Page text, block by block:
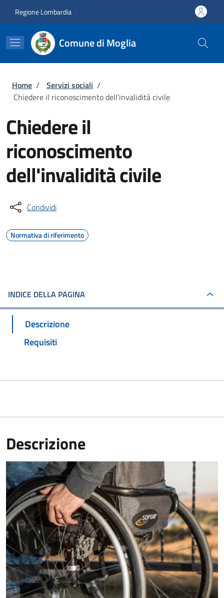
Regione Lombardia
Comune di Moglia
Briciole di pane
Home / Servizi sociali /
Chiedere il riconoscimento dell'invalidità civile
Chiedere il
riconoscimento
dell'invalidità civile
Condividi
Normativa di riferimento
INDICE DELLA PAGINA
Descrizione
Requisiti
Descrizione